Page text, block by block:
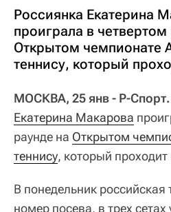
Россиянка Екатерина
проиграла в четвертом
Открытом чемпионате
теннису, который
МОСКВА, 25 янв - Р-Спорт.
Екатерина Макарова
раунде на Открытом
теннису, который
В понедельник российская
номер посева, в трех сетах